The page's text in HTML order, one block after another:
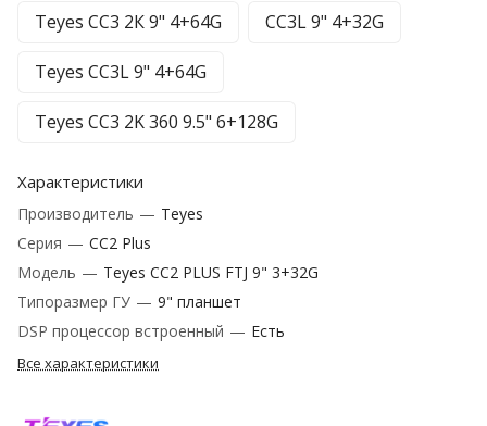
Teyes CC3 2К 9" 4+64G CC3L 9" 4+32G
Teyes CC3L 9" 4+64G
Teyes CC3 2K 360 9.5" 6+128G
Характеристики
Производитель — Teyes
Серия — CC2 Plus
Модель — Teyes CC2 PLUS FTJ 9" 3+32G
Типоразмер ГУ — 9" планшет
DSP процессор встроенный — Есть
Все характеристики